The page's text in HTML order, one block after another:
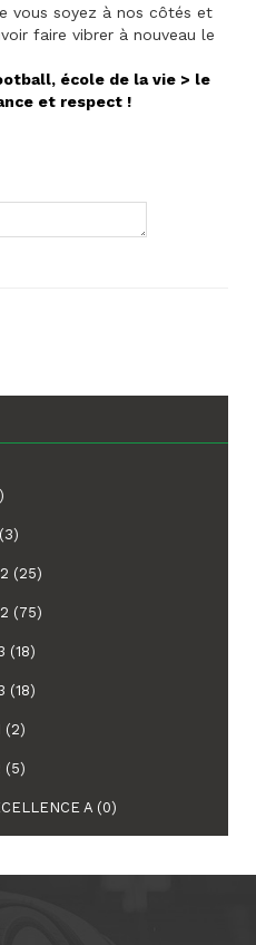
vous soyez à nos côtés et
faire vibrer à nouveau le
école de la vie > le
et respect !
(25)
(75)
(18)
(18)
(2)
(5)
A (0)